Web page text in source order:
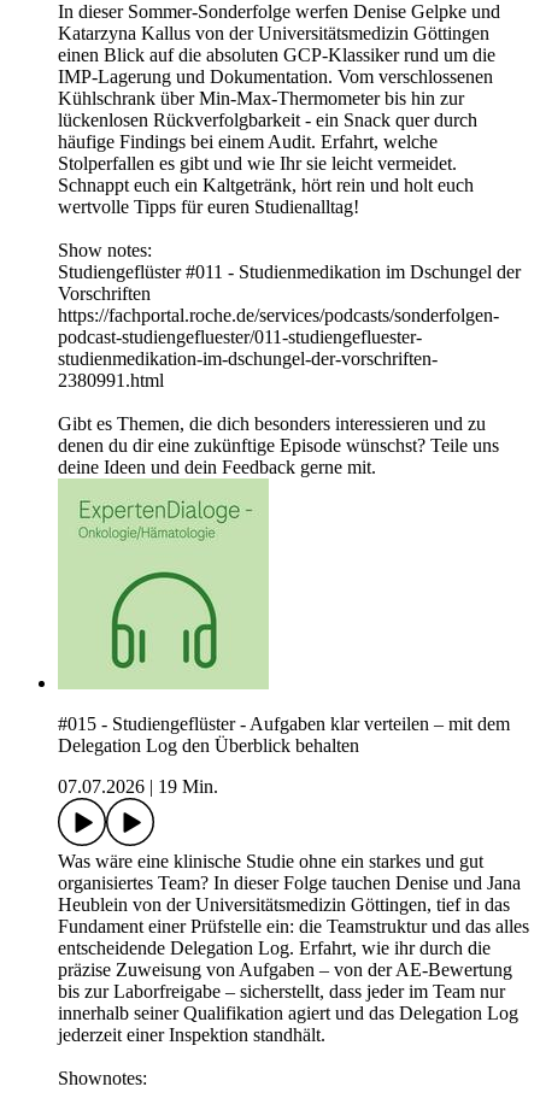
In dieser Sommer-Sonderfolge werfen Denise Gelpke und
Katarzyna Kallus von der Universitätsmedizin Göttingen
einen Blick auf die absoluten GCP-Klassiker rund um die
IMP-Lagerung und Dokumentation. Vom verschlossenen
Kühlschrank über Min-Max-Thermometer bis hin zur
lückenlosen Rückverfolgbarkeit - ein Snack quer durch
häufige Findings bei einem Audit. Erfahrt, welche
Stolperfallen es gibt und wie Ihr sie leicht vermeidet.
Schnappt euch ein Kaltgetränk, hört rein und holt euch
wertvolle Tipps für euren Studienalltag!
Show notes:
Studiengeflüster #011 - Studienmedikation im Dschungel der
Vorschriften
https://fachportal.roche.de/services/podcasts/sonderfolgen-
podcast-studiengefluester/011-studiengefluester-
studienmedikation-im-dschungel-der-vorschriften-
2380991.html
Gibt es Themen, die dich besonders interessieren und zu
denen du dir eine zukünftige Episode wünschst? Teile uns
deine Ideen und dein Feedback gerne mit.
#015 - Studiengeflüster - Aufgaben klar verteilen – mit dem
Delegation Log den Überblick behalten
07.07.2026
19 Min.
Was wäre eine klinische Studie ohne ein starkes und gut
organisiertes Team? In dieser Folge tauchen Denise und Jana
Heublein von der Universitätsmedizin Göttingen, tief in das
Fundament einer Prüfstelle ein: die Teamstruktur und das alles
entscheidende Delegation Log. Erfahrt, wie ihr durch die
präzise Zuweisung von Aufgaben – von der AE-Bewertung
bis zur Laborfreigabe – sicherstellt, dass jeder im Team nur
innerhalb seiner Qualifikation agiert und das Delegation Log
jederzeit einer Inspektion standhält.
Shownotes: